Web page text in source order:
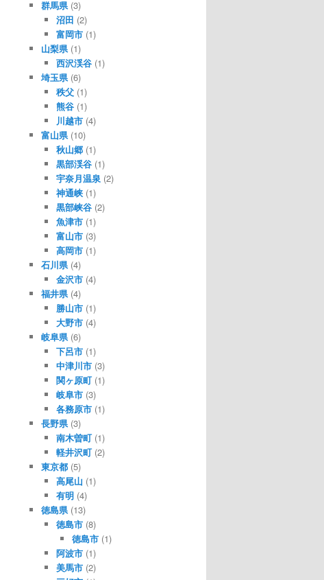
群馬県(3)
沼田 (2)
富岡市 (1)
山梨県(1)
西沢渓谷 (1)
埼玉県(6)
秩父 (1)
熊谷 (1)
川越市 (4)
富山県(10)
秋山郷 (1)
黒部渓谷 (1)
宇奈月温泉 (2)
神通峡 (1)
黒部峡谷 (2)
魚津市 (1)
富山市 (3)
高岡市 (1)
石川県(4)
金沢市 (4)
福井県(4)
勝山市 (1)
大野市 (4)
岐阜県(6)
下呂市 (1)
中津川市 (3)
関ヶ原町 (1)
岐阜市 (3)
各務原市 (1)
長野県(3)
南木曽町 (1)
軽井沢町 (2)
東京都(5)
高尾山 (1)
有明 (4)
徳島県(13)
徳島市 (8)
徳島市(1)
阿波市 (1)
美馬市 (2)